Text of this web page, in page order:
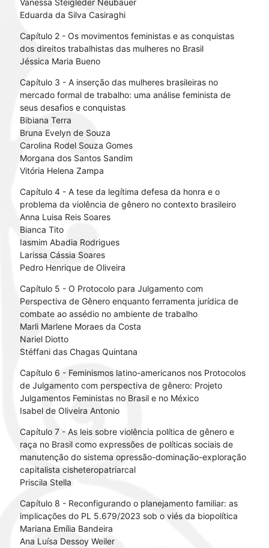
Vanessa Steigleder Neubauer
Eduarda da Silva Casiraghi
Capítulo 2 - Os movimentos feministas e as conquistas
dos direitos trabalhistas das mulheres no Brasil
Jéssica Maria Bueno
Capítulo 3 - A inserção das mulheres brasileiras no
mercado formal de trabalho: uma análise feminista de
seus desafios e conquistas
Bibiana Terra
Bruna Evelyn de Souza
Carolina Rodel Souza Gomes
Morgana dos Santos Sandim
Vitória Helena Zampa
Capítulo 4 - A tese da legítima defesa da honra e o
problema da violência de gênero no contexto brasileiro
Anna Luisa Reis Soares
Bianca Tito
Iasmim Abadia Rodrigues
Larissa Cássia Soares
Pedro Henrique de Oliveira
Capítulo 5 - O Protocolo para Julgamento com
Perspectiva de Gênero enquanto ferramenta jurídica de
combate ao assédio no ambiente de trabalho
Marli Marlene Moraes da Costa
Nariel Diotto
Stéffani das Chagas Quintana
Capítulo 6 - Feminismos latino-americanos nos Protocolos
de Julgamento com perspectiva de gênero: Projeto
Julgamentos Feministas no Brasil e no México
Isabel de Oliveira Antonio
Capítulo 7 - As leis sobre violência política de gênero e
raça no Brasil como expressões de políticas sociais de
manutenção do sistema opressão-dominação-exploração
capitalista cisheteropatriarcal
Priscila Stella
Capítulo 8 - Reconfigurando o planejamento familiar: as
implicações do PL 5.679/2023 sob o viés da biopolítica
Mariana Emília Bandeira
Ana Luísa Dessoy Weiler